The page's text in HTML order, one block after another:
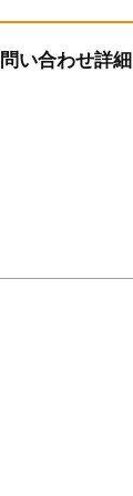
い合わせ詳細